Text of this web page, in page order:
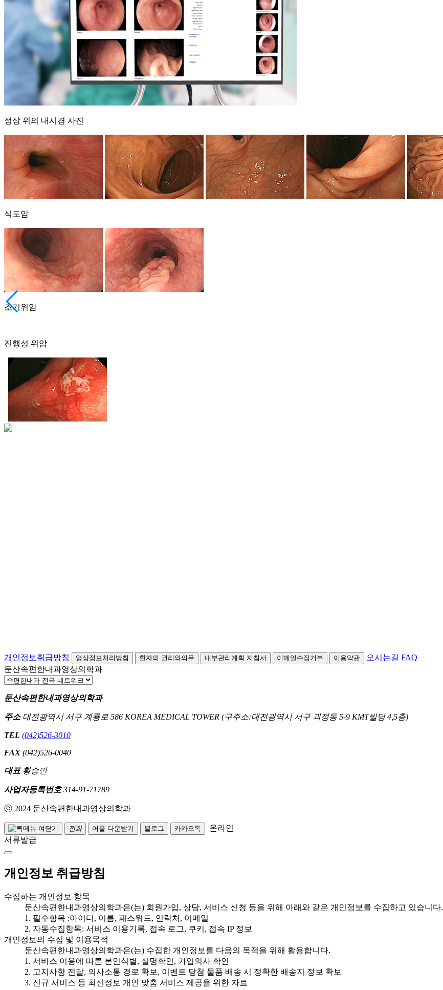
정상 위의 내시경 사진
식도암
조기위암
진행성 위암
개인정보취급방침 영상정보처리방침 환자의 권리와의무 내부관리계획 지침서 이메일수집거부 이용약관 오시는길 FAQ
둔산속편한내과영상의학과
둔산속편한내과영상의학과
주소대전광역시 서구 계룡로 586 KOREA MEDICAL TOWER (구주소:대전광역시 서구 괴정동 5-9 KMT빌딩 4,5층)
TEL (042)526-3010
FAX (042)526-0040
대표황승민
사업자등록번호314-91-71789
ⓒ 2024 둔산속편한내과영상의학과
전화 어플 다운받기 블로그 카카오톡
온라인
서류발급
개인정보 취급방침
수집하는 개인정보 항목
둔산속편한내과영상의학과은(는) 회원가입, 상담, 서비스 신청 등을 위해 아래와 같은 개인정보를 수집하고 있습니다.
1. 필수항목 :아이디, 이름, 패스워드, 연락처, 이메일
2. 자동수집항목: 서비스 이용기록, 접속 로그, 쿠키, 접속 IP 정보
개인정보의 수집 및 이용목적
둔산속편한내과영상의학과은(는) 수집한 개인정보를 다음의 목적을 위해 활용합니다.
1. 서비스 이용에 따른 본인식별, 실명확인, 가입의사 확인
2. 고지사항 전달, 의사소통 경로 확보, 이벤트 당첨 물품 배송 시 정확한 배송지 정보 확보
3. 신규 서비스 등 최신정보 개인 맞춤 서비스 제공을 위한 자료